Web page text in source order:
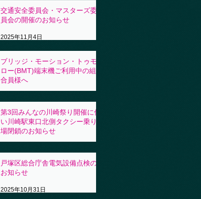
交通安全委員会・マスターズ委
員会の開催のお知らせ
2025年11月4日
ブリッジ・モーション・トゥモ
ロー(BMT)端末機ご利用中の組
合員様へ
第3回みんなの川崎祭り開催に伴
い川崎駅東口北側タクシー乗り
場閉鎖のお知らせ
戸塚区総合庁舎電気設備点検の
お知らせ
2025年10月31日